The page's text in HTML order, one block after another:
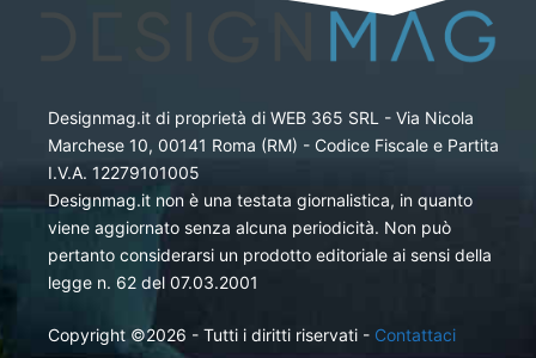
Designmag.it di proprietà di WEB 365 SRL - Via Nicola
Marchese 10, 00141 Roma (RM) - Codice Fiscale e Partita
I.V.A. 12279101005
Designmag.it non è una testata giornalistica, in quanto
viene aggiornato senza alcuna periodicità. Non può
pertanto considerarsi un prodotto editoriale ai sensi della
legge n. 62 del 07.03.2001
Copyright ©2026 - Tutti i diritti riservati - Contattaci